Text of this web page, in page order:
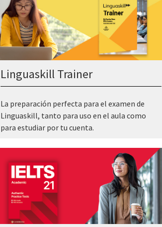
Linguaskill Trainer
La preparación perfecta para el examen de
Linguaskill, tanto para uso en el aula como
para estudiar por tu cuenta.